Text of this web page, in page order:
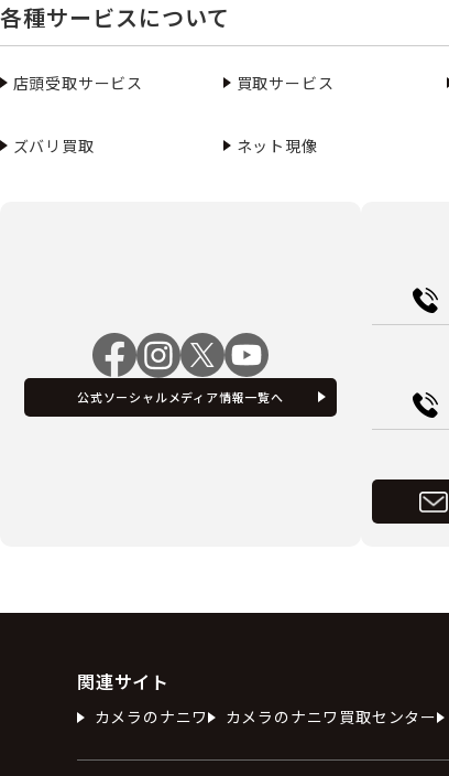
各種サービスについて
店頭受取サービス 買取サービス
ズバリ買取 ネット現像
公式ソーシャルメディア情報一覧へ
関連サイト
カメラのナニワ カメラのナニワ買取センター